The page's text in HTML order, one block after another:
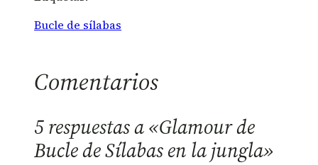
Bucle de sílabas
Comentarios
5 respuestas a «Glamour de
Bucle de Sílabas en la jungla»